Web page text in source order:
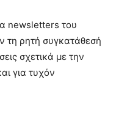
newsletters του
τη ρητή συγκατάθεσή
σχετικά με την
για τυχόν